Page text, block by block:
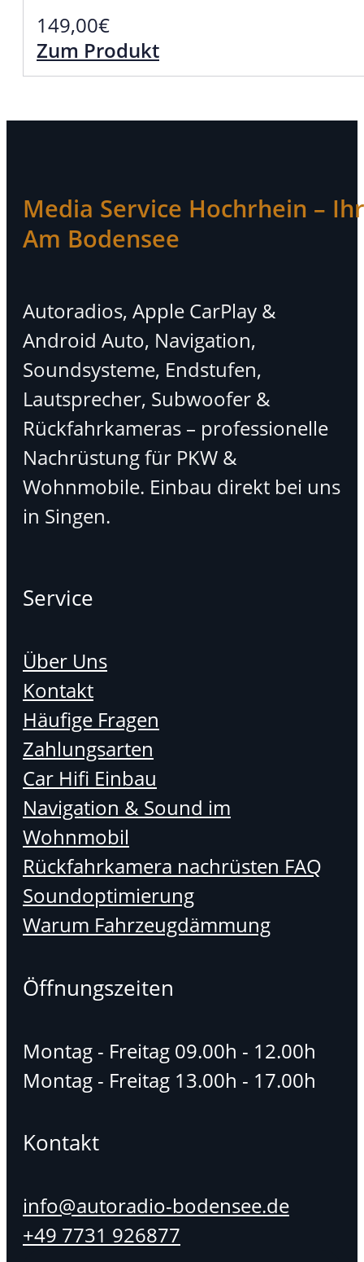
149,00€
Zum Produkt
Media Service Hochrhein –
Am Bodensee
Autoradios, Apple CarPlay &
Android Auto, Navigation,
Soundsysteme, Endstufen,
Lautsprecher, Subwoofer &
Rückfahrkameras – professionelle
Nachrüstung für PKW &
Wohnmobile. Einbau direkt bei uns
in Singen.
Service
Über Uns
Kontakt
Häufige Fragen
Zahlungsarten
Car Hifi Einbau
Navigation & Sound im
Wohnmobil
Rückfahrkamera nachrüsten FAQ
Soundoptimierung
Warum Fahrzeugdämmung
Öffnungszeiten
Montag - Freitag 09.00h - 12.00h
Montag - Freitag 13.00h - 17.00h
Kontakt
info@autoradio-bodensee.de
+49 7731 926877